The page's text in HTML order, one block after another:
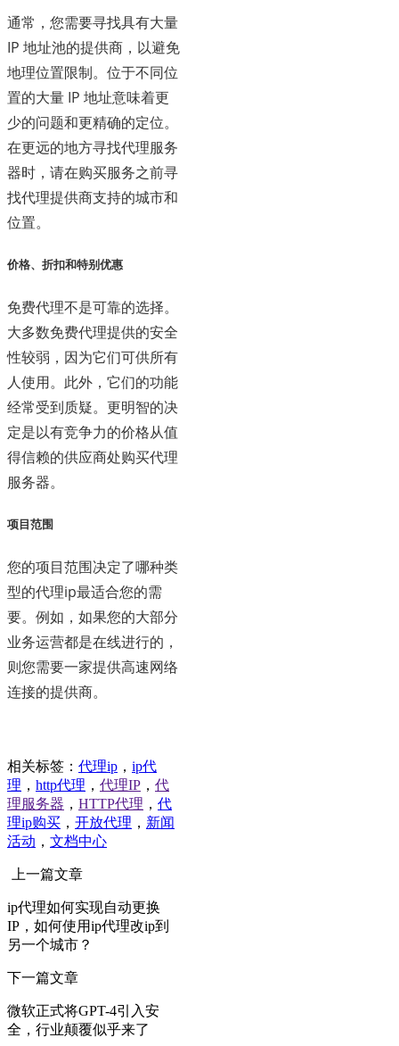
通常，您需要寻找具有大量
IP 地址池的提供商，以避免
地理位置限制。位于不同位
置的大量 IP 地址意味着更
少的问题和更精确的定位。
在更远的地方寻找代理服务
器时，请在购买服务之前寻
找代理提供商支持的城市和
位置。
价格、折扣和特别优惠
免费代理不是可靠的选择。
大多数免费代理提供的安全
性较弱，因为它们可供所有
人使用。此外，它们的功能
经常受到质疑。更明智的决
定是以有竞争力的价格从值
得信赖的供应商处购买代理
服务器。
项目范围
您的项目范围决定了哪种类
型的代理ip最适合您的需
要。例如，如果您的大部分
业务运营都是在线进行的，
则您需要一家提供高速网络
连接的提供商。
相关标签： 代理ip ， ip代
理 ， http代理 ， 代理IP ， 代
理服务器 ， HTTP代理 ， 代
理ip购买 ， 开放代理 ， 新闻
活动 ， 文档中心
上一篇文章
ip代理如何实现自动更换
IP，如何使用ip代理改ip到
另一个城市？
下一篇文章
微软正式将GPT-4引入安
全，行业颠覆似乎来了